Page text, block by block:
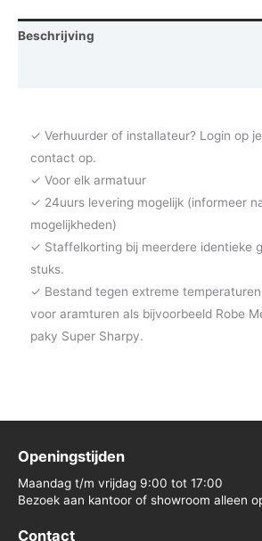
Beschrijving
✓ Verhuurder of installateur? Login op
contact op.
✓ Voor elk armatuur
✓ 24uurs levering mogelijk (informeer
mogelijkheden)
✓ Staffelkorting bij meerdere identieke
stuks.
✓ Bestand tegen extreme
voor aramturen als bijvoorbeeld Robe
paky Super Sharpy.
Openingstijden
Maandag t/m vrijdag 9:00 tot 17:00
Bezoek aan kantoor of showroom alleen
Contact